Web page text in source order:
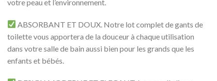
votre peau et l’environnement.
ABSORBANT ET DOUX. Notre lot complet de gants de
toilette vous apportera de la douceur à chaque utilisation
dans votre salle de bain aussi bien pour les grands que les
enfants et bébés.